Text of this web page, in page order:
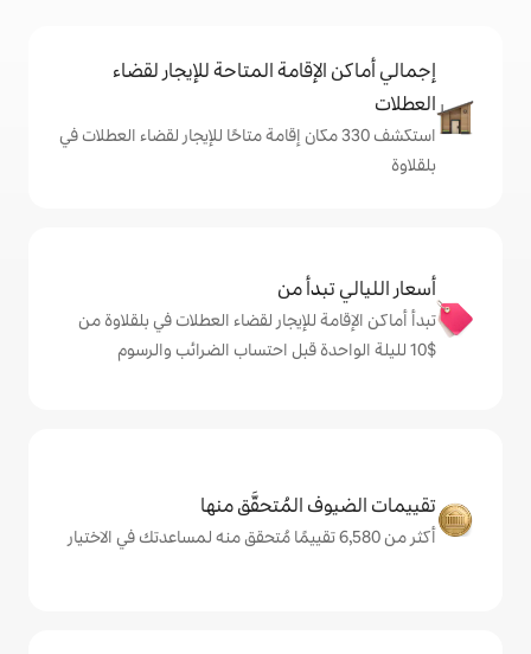
المتاحة للإيجار لقضاء
330 مكان إقامة متاحًا للإيجار لقضاء العطلات في
للإيجار لقضاء العطلات في بلقلاوة من
المُتحقَّق منها